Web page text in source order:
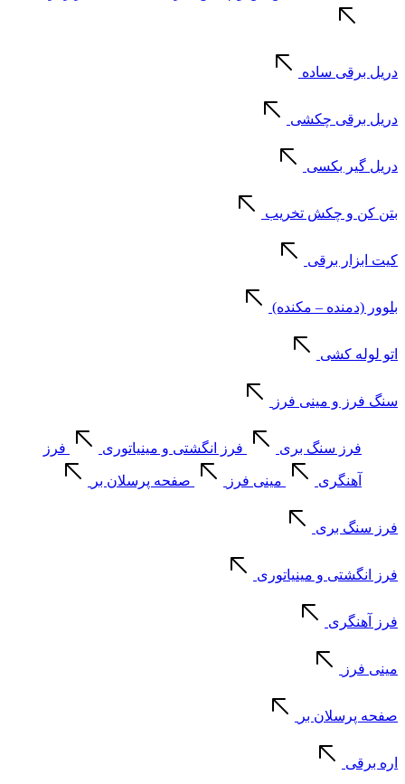
دریل برقی ساده
دریل برقی چکشی
دریل گیر بکسی
بتن کن و چکش تخریب
کیت ابزار برقی
بلوور (دمنده – مکنده)
اتو لوله کشی
سنگ فرز و مینی فرز
فرز سنگ بری فرز انگشتی و مینیاتوری فرز
آهنگری مینی فرز صفحه پرسلان بر
فرز سنگ بری
فرز انگشتی و مینیاتوری
فرز آهنگری
مینی فرز
صفحه پرسلان بر
اره برقی